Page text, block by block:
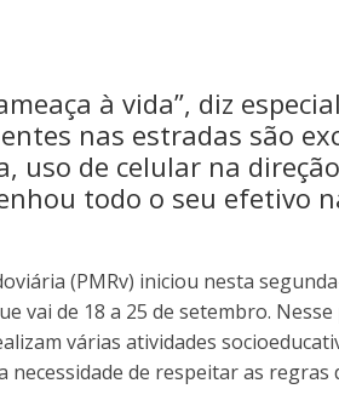
à vida”, diz
nas estradas são
uso de celular na
todo o seu efetivo
(PMRv) iniciou nesta
vai de 18 a 25 de setembro.
várias atividades
necessidade de respeitar as regras